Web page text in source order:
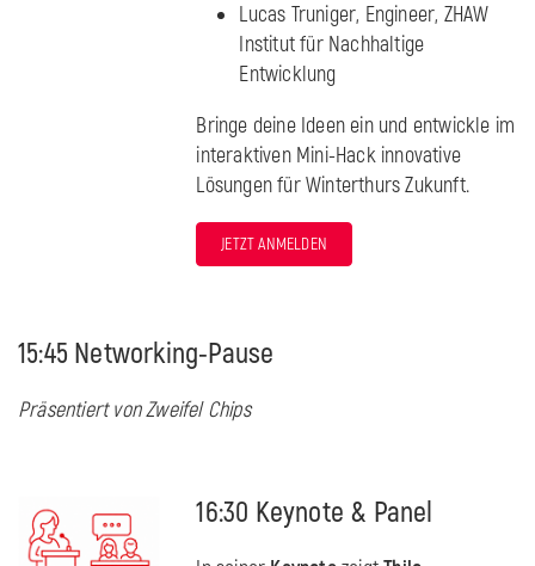
Lucas Truniger, Engineer, ZHAW
Institut für Nachhaltige
Entwicklung
Bringe deine Ideen ein und entwickle im
interaktiven Mini-Hack innovative
Lösungen für Winterthurs Zukunft.
JETZT ANMELDEN
15:45 Networking-Pause
Präsentiert von Zweifel Chips
16:30 Keynote & Panel